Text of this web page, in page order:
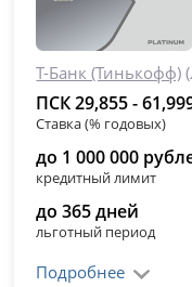
Т-Банк (Тинькофф)
ПСК 29,855 -
Ставка (% годовых)
до 1 000 000
кредитный лимит
до 365 дней
льготный период
Подробнее